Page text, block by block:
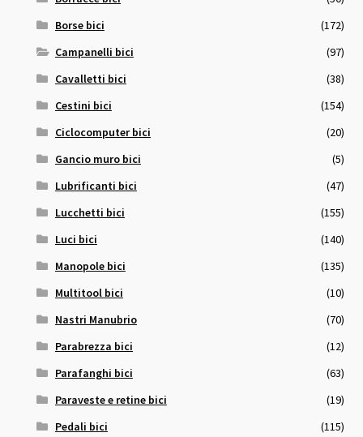
Borse bici
(172)
Campanelli bici
(97)
Cavalletti bici
(38)
Cestini bici
(154)
Ciclocomputer bici
(20)
Gancio muro bici
(5)
Lubrificanti bici
(47)
Lucchetti bici
(155)
Luci bici
(140)
Manopole bici
(135)
Multitool bici
(10)
Nastri Manubrio
(70)
Parabrezza bici
(12)
Parafanghi bici
(63)
Paraveste e retine bici
(19)
Pedali bici
(115)